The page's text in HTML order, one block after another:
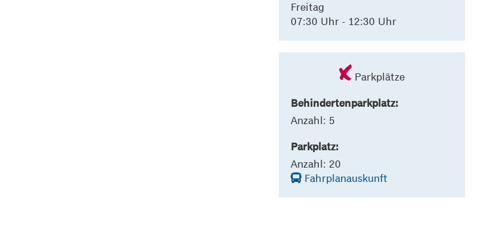
Freitag
07:30 Uhr - 12:30 Uhr
Parkplätze
Behindertenparkplatz:
Anzahl: 5
Parkplatz:
Anzahl: 20
Fahrplanauskunft